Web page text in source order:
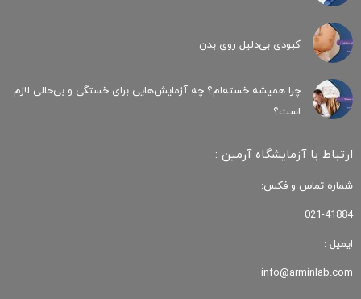
کبودی‌ بی‌دلیل روی بدن
چرا همیشه خسته‌ام؟ چه آزمایش‌هایی برای خستگی و بی‌حالی لازم
است؟
ارتباط با آزمایشگاه آرمین :
شماره تماس و فکس:
021-41884
ایمیل :
info@arminlab.com